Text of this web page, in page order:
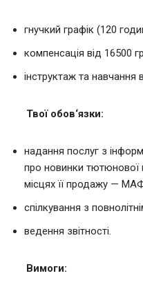
гнучкий графік (120
компенсація від 16500
інструктаж та навчання
Твої обов‘язки:
надання послуг з
про новинки тютюнової
місцях її продажу —
спілкування з
ведення звітності.
Вимоги: